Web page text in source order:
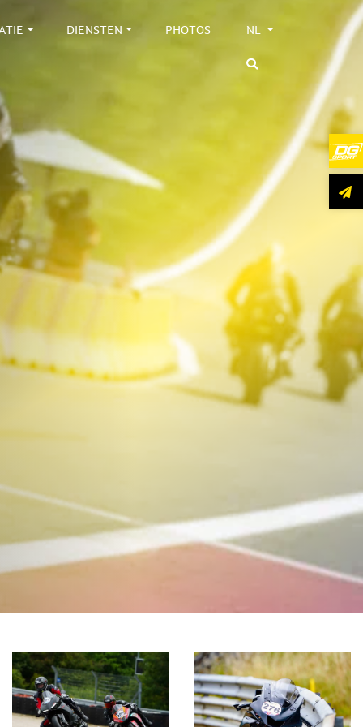
DIENSTEN PHOTOS NL